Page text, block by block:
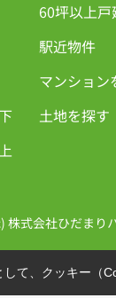
60坪以上戸
駅近物件
マンション
土地を探す
株式会社ひだまり
て、クッキー（